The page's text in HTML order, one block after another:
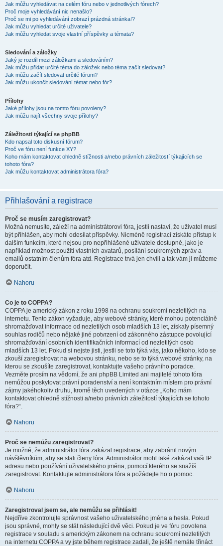
Jak můžu vyhledávat na celém fóru nebo v jednotlivých fórech?
Proč moje vyhledávání nic nenašlo?
Proč se mi po vyhledávání zobrazí prázdná stránka!?
Jak můžu vyhledat určité uživatele?
Jak můžu vyhledat svoje vlastní příspěvky a témata?
Sledování a záložky
Jaký je rozdíl mezi záložkami a sledováním?
Jak můžu přidat určité téma do záložek nebo téma začít sledovat?
Jak můžu začít sledovat určité fórum?
Jak můžu ukončit sledování témat nebo fór?
Přílohy
Jaké přílohy jsou na tomto fóru povoleny?
Jak můžu najít všechny svoje přílohy?
Záležitosti týkající se phpBB
Kdo napsal toto diskusní fórum?
Proč ve fóru není funkce XY?
Koho mám kontaktovat ohledně stížnosti a/nebo právních záležitostí týkajících se
tohoto fóra?
Jak můžu kontaktovat administrátora fóra?
Přihlašování a registrace
Proč se musím zaregistrovat?
Možná nemusíte, záleží na administrátorovi fóra, jestli nastaví, že uživatel musí
být přihlášen, aby mohl odesílat příspěvky. Nicméně registrací získáte přístup k
dalším funkcím, které nejsou pro nepřihlášené uživatele dostupné, jako je
například možnost použití vlastních avatarů, posílání soukromých zpráv a
emailů ostatním členům fóra atd. Registrace trvá jen chvíli a tak vám ji můžeme
doporučit.
Nahoru
Co je to COPPA?
COPPA je americký zákon z roku 1998 na ochranu soukromí nezletilých na
internetu. Tento zákon vyžaduje, aby webové stránky, které mohou potenciálně
shromažďovat informace od nezletilých osob mladších 13 let, získaly písemný
souhlas rodičů nebo nějaké jiné potvrzení od zákonného zástupce povolující
shromažďování osobních identifikačních informací od nezletilých osob
mladších 13 let. Pokud si nejste jisti, jestli se toto týká vás, jako někoho, kdo se
zkouší zaregistrovat na webovou stránku, nebo se to týká webové stránky, na
kterou se zkoušíte zaregistrovat, kontaktujte vašeho právního poradce.
Vezměte prosím na vědomí, že ani phpBB Limited ani majitelé tohoto fóra
nemůžou poskytovat právní poradenství a není kontaktním místem pro právní
zájmy jakéhokoliv druhu, kromě těch uvedených v otázce „Koho mám
kontaktovat ohledně stížnosti a/nebo právních záležitostí týkajících se tohoto
fóra?“.
Nahoru
Proč se nemůžu zaregistrovat?
Je možné, že administrátor fóra zakázal registrace, aby zabránil novým
návštěvníkům, aby se stali členy fóra. Administrátor mohl také zakázat vaši IP
adresu nebo používání uživatelského jména, pomocí kterého se snažíš
zaregistrovat. Kontaktujte administrátora fóra a požádejte ho o pomoc.
Nahoru
Zaregistroval jsem se, ale nemůžu se přihlásit!
Nejdříve zkontrolujte správnost vašeho uživatelského jména a hesla. Pokud
jsou správné, mohly se stát následující dvě věci. Pokud je ve fóru povolena
registrace v souladu s americkým zákonem na ochranu soukromí nezletilých
na internetu COPPA a vy jste během registrace zadali, že ještě nemáte třináct